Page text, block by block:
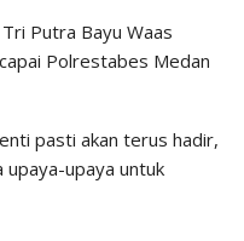
Putra Bayu Waas
Polrestabes Medan
pasti akan terus hadir,
upaya-upaya untuk